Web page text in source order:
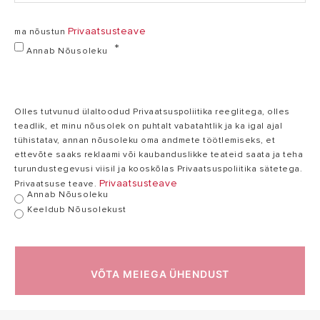
ma nõustun Privaatsusteave
Annab Nõusoleku
Olles tutvunud ülaltoodud Privaatsuspoliitika reeglitega, olles
teadlik, et minu nõusolek on puhtalt vabatahtlik ja ka igal ajal
tühistatav, annan nõusoleku oma andmete töötlemiseks, et
ettevõte saaks reklaami või kaubanduslikke teateid saata ja teha
turundustegevusi viisil ja kooskõlas Privaatsuspoliitika sätetega.
Privaatsuse teave. Privaatsusteave
Annab Nõusoleku
Keeldub Nõusolekust
VÕTA MEIEGA ÜHENDUST